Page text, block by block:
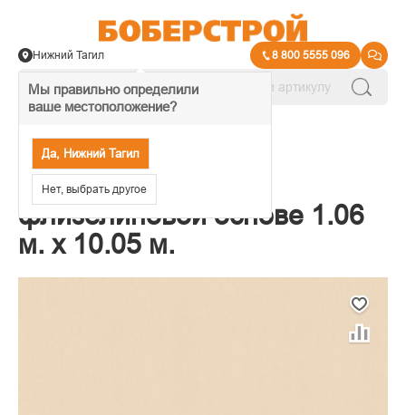
Мы правильно определили
ваше местоположение?
Да, Нижний Тагил
Нет, выбрать другое
Нижний Тагил 8 800 5555 096
Обои Палитра на
флизелиновой основе 1.06
м. x 10.05 м.